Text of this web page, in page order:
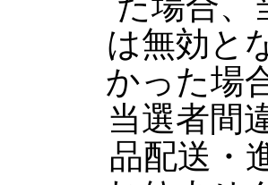
は無効と
かった場
当選者間
品配送・